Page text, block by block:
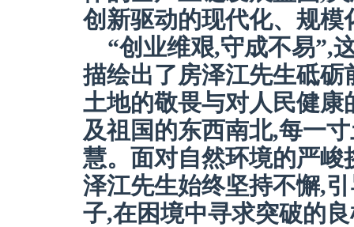
创新驱动的现代化、规模
“创业维艰,守成不易”,
描绘出了房泽江先生砥
土地的敬畏与对人民健
及祖国的东西南北,每一
慧。面对自然环境的严
泽江先生始终坚持不懈,
子,在困境中寻求突破的